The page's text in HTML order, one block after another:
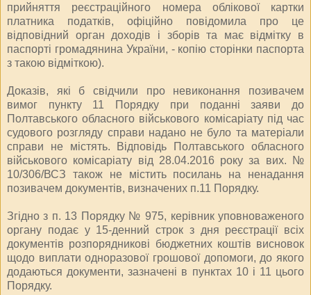
прийняття реєстраційного номера облікової картки
платника податків, офіційно повідомила про це
відповідний орган доходів і зборів та має відмітку в
паспорті громадянина України, - копію сторінки паспорта
з такою відміткою).
Доказів, які б свідчили про невиконання позивачем
вимог пункту 11 Порядку при поданні заяви до
Полтавського обласного військового комісаріату під час
судового розгляду справи надано не було та матеріали
справи не містять. Відповідь Полтавського обласного
військового комісаріату від 28.04.2016 року за вих. №
10/306/ВСЗ також не містить посилань на ненадання
позивачем документів, визначених п.11 Порядку.
Згідно з п. 13 Порядку № 975, керівник уповноваженого
органу подає у 15-денний строк з дня реєстрації всіх
документів розпорядникові бюджетних коштів висновок
щодо виплати одноразової грошової допомоги, до якого
додаються документи, зазначені в пунктах 10 і 11 цього
Порядку.